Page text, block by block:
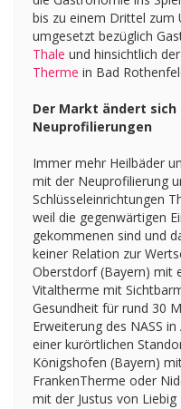
bis zu einem Drittel zum
umgesetzt bezüglich
Thale und hinsichtlich
Therme in Bad
Der Markt ändert
Neuprofilierungen
Immer mehr Heilbäder
mit der Neuprofilierung
Schlüsseleinrichtungen
weil die gegenwärtigen
gekommenen sind und
keiner Relation zur
Oberstdorf (Bayern) mit
Vitaltherme mit
Gesundheit für rund 30
Erweiterung des NASS
einer kurörtlichen
Königshofen (Bayern)
FrankenTherme oder
mit der Justus von Liebig